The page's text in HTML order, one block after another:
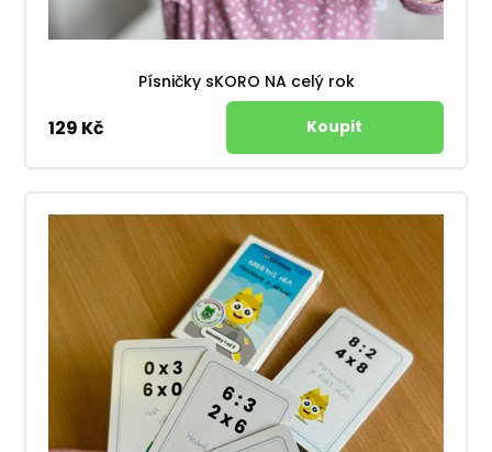
Písničky sKORO NA celý rok
129 Kč